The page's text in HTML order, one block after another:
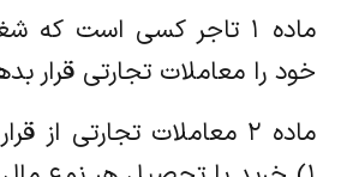
ماده ۱ تاجر کسی است
خود را معاملات تجارتی قرار
ماده ۲ معاملات تجارتی از